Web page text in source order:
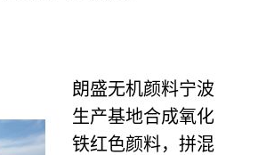
朗盛无机颜料宁波
生产基地合成氧化
铁红色颜料，拼混